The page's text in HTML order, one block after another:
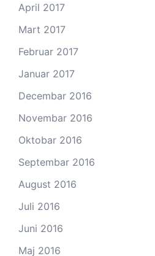
April 2017
Mart 2017
Februar 2017
Januar 2017
Decembar 2016
Novembar 2016
Oktobar 2016
Septembar 2016
August 2016
Juli 2016
Juni 2016
Maj 2016